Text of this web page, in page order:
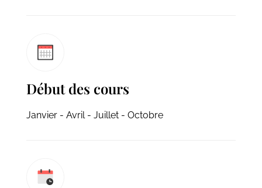
Début des cours
Janvier - Avril - Juillet - Octobre